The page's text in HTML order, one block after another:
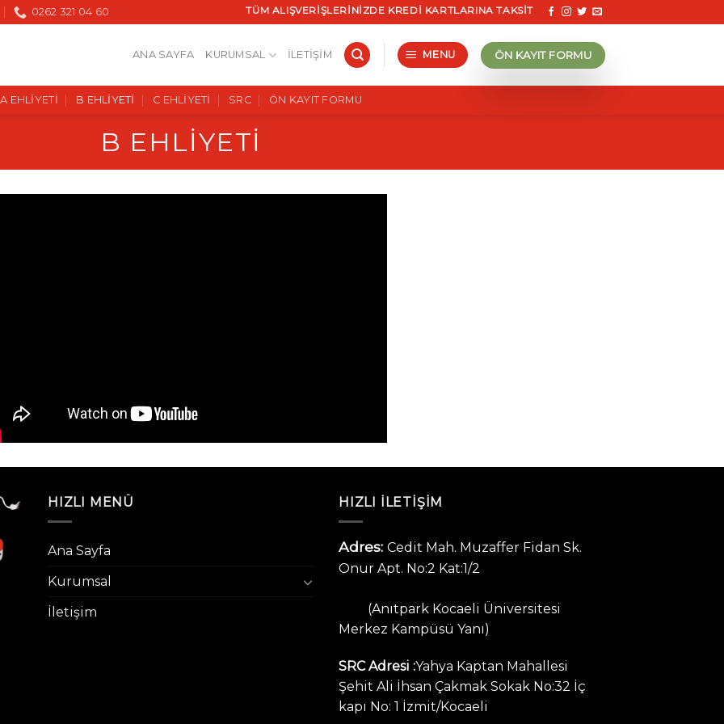
0262 321 04 60 TÜM ALIŞVERIŞLERINIZDE KREDI KARTLARINA TAKSIT İMKANI.
ANA SAYFA KURUMSAL İLETIŞIM MENU ÖN KAYIT FORMU
A EHLIYETI B EHLIYETI C EHLIYETI SRC ÖN KAYIT FORMU
B EHLIYETI
HIZLI MENÜ
Ana Sayfa
Kurumsal
İletişim
HIZLI ILETIŞIM
Adres: Cedit Mah. Muzaffer Fidan Sk.
Onur Apt. No:2 Kat:1/2
(Anıtpark Kocaeli Üniversitesi
Merkez Kampüsü Yanı)
SRC Adresi :Yahya Kaptan Mahallesi
Şehit Ali İhsan Çakmak Sokak No:32 İç
kapı No: 1 İzmit/Kocaeli